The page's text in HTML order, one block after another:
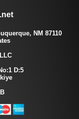
NM 87110
D:5